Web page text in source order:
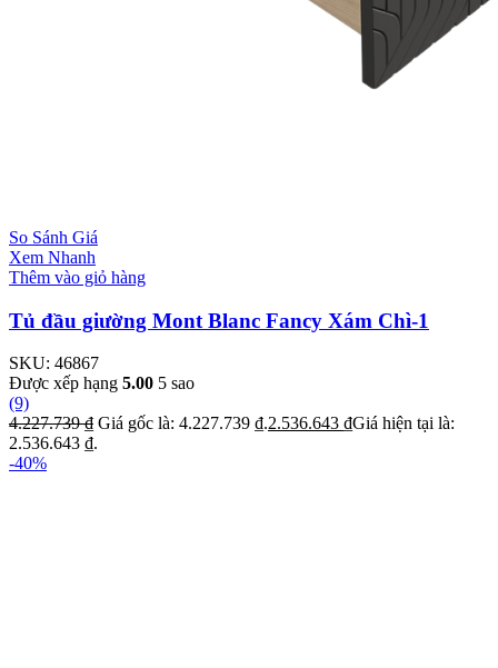
So Sánh Giá
Xem Nhanh
Thêm vào giỏ hàng
Tủ đầu giường Mont Blanc Fancy Xám Chì-1
SKU: 46867
Được xếp hạng 5.00 5 sao
(9)
4.227.739₫ Giá gốc là: 4.227.739 ₫.2.536.643 ₫Giá hiện tại là:
2.536.643 ₫.
-40%